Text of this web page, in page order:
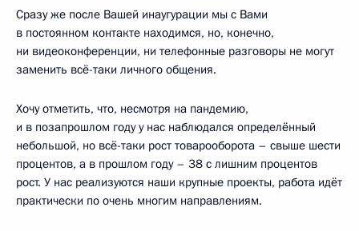
Сразу же после Вашей инаугурации мы с Вами
в постоянном контакте находимся, но, конечно,
ни видеоконференции, ни телефонные разговоры не могут
заменить всё-таки личного общения.
Хочу отметить, что, несмотря на пандемию,
и в позапрошлом году у нас наблюдался определённый
небольшой, но всё-таки рост товарооборота – свыше шести
процентов, а в прошлом году – 38 с лишним процентов
рост. У нас реализуются наши крупные проекты, работа идёт
практически по очень многим направлениям.